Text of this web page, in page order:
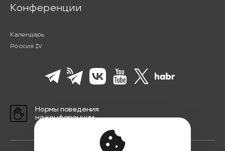
Конференции
Календарь
Россия IV
Нормы поведения
на конференции